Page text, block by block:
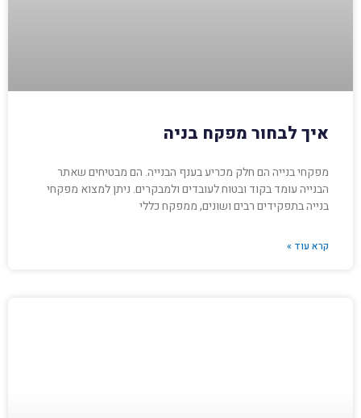
איך לבחור מפקח בניה
מפקחי בנייה הם חלק מכריע בענף הבנייה. הם מבטיחים שאתר
הבנייה עומד בקוד ובטוח לעובדים ולמבקרים. ניתן למצוא מפקחי
בנייה בתפקידים רבים ושונים, ממפקח כללי
קרא עוד »